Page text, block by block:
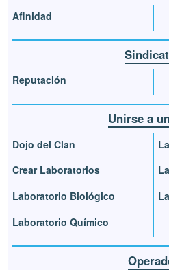
Afinidad
Reputación
Unirse a
Dojo del Clan
Crear Laboratorios
Laboratorio Biológico
Laboratorio Químico